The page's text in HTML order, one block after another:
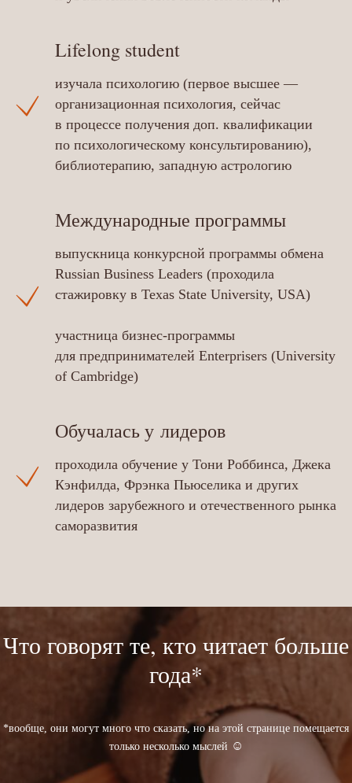
Lifelong student
изучала психологию (первое высшее —
организационная психология, сейчас
в процессе получения доп. квалификации
по психологическому консультированию),
библиотерапию, западную астрологию
Международные программы
выпускница конкурсной программы обмена
Russian Business Leaders (проходила
стажировку в Texas State University, USA)
участница бизнес-программы
для предпринимателей Enterprisers (University
of Cambridge)
Обучалась у лидеров
проходила обучение у Тони Роббинса, Джека
Кэнфилда, Фрэнка Пьюселика и других
лидеров зарубежного и отечественного рынка
саморазвития
Что говорят те, кто читает больше
года*
*вообще, они могут много что сказать, но на этой странице помещается
только несколько мыслей ☺